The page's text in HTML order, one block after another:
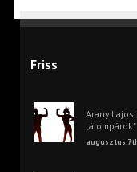
Friss
Arany
„álompárok”
augusztus